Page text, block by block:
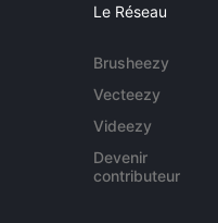
Le Réseau
Brusheezy
Vecteezy
Videezy
Devenir
contributeur